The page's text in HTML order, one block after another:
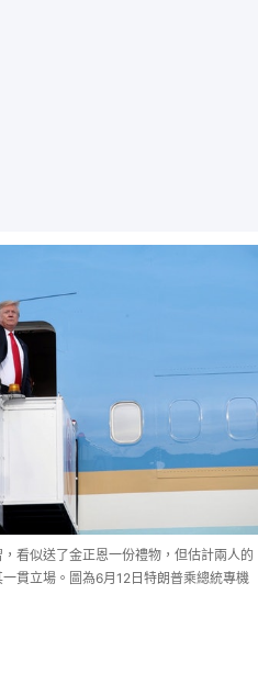
看似送了金正恩一份禮物，但估計兩人的
貫立場。圖為6月12日特朗普乘總統專機